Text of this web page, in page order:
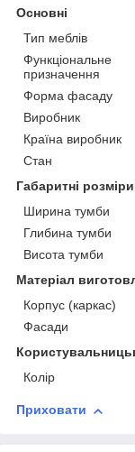
Основні
Тип меблів
Функціональне
призначення
Форма фасаду
Виробник
Країна виробник
Стан
Габаритні
Ширина тумби
Глибина тумби
Висота тумби
Матеріал
Корпус (каркас)
Фасади
Колір
Приховати